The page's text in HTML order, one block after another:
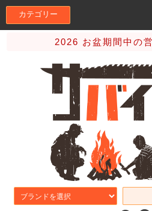
カテゴリー
2026 お盆期間中の